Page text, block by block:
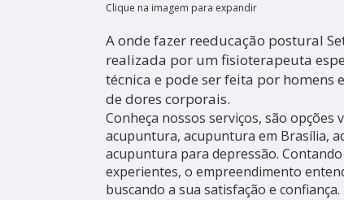
Clique na imagem para expandir
A onde fazer reeducação postural
realizada por um fisioterapeuta
técnica e pode ser feita por homens
de dores corporais.
Conheça nossos serviços, são opções
acupuntura, acupuntura em Brasília,
acupuntura para depressão.
experientes, o empreendimento
buscando a sua satisfação e confiança.